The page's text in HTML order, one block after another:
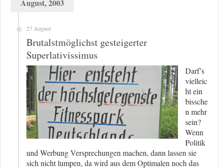
August, 2003
27 August
Brutalstmöglichst gesteigerter
Superlativissimus
Darf’s
vielleic
ht ein
bissche
n mehr
sein?
Wenn
Politik
und Werbung Versprechungen machen, dann lassen sie
sich nicht lumpen, da wird aus dem Optimalen noch das